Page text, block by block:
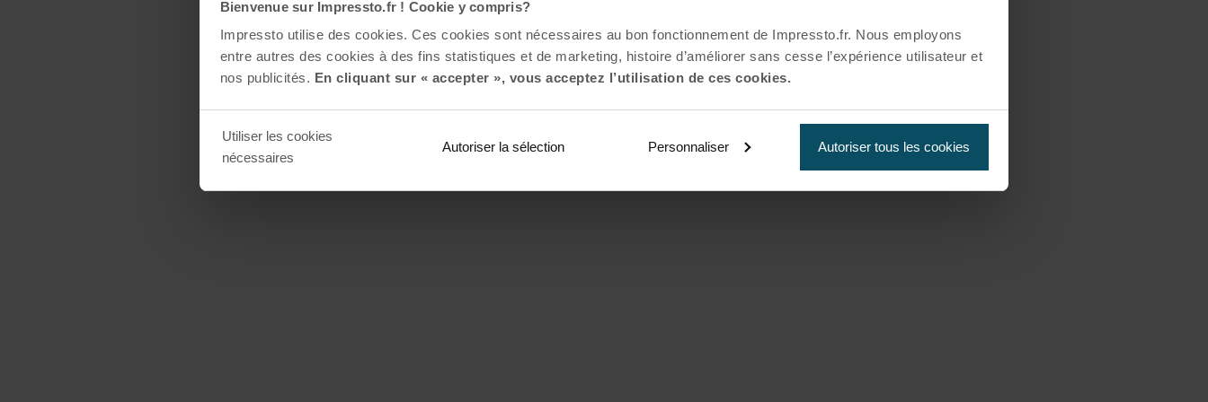
Bienvenue sur Impressto.fr ! Cookie y compris?
Impressto utilise des cookies. Ces cookies sont nécessaires au bon fonctionnement de Impressto.fr. Nous employons
entre autres des cookies à des fins statistiques et de marketing, histoire d’améliorer sans cesse l’expérience utilisateur et
nos publicités. En cliquant sur « accepter », vous acceptez l’utilisation de ces cookies.
Utiliser les cookies
nécessaires
Autoriser la sélection Personnaliser Autoriser tous les cookies